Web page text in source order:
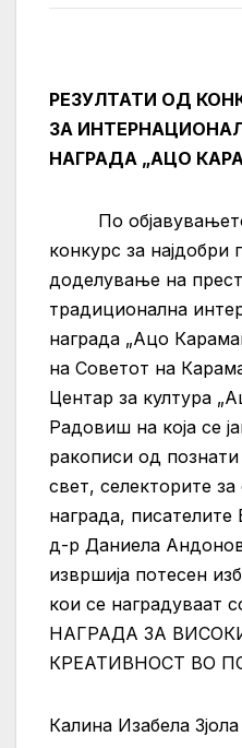
РЕЗУЛТАТИ ОД
ЗА
НАГРАДА „АЦО
По објавувањето
конкурс за најдобри
доделување на
традиционална
награда „Ацо
на Советот на
Центар за култура
Радовиш на која се
ракописи од
свет, селекторите
награда,
д-р Даниела
извршија потесен
кои се
НАГРАДА ЗА
КРЕАТИВНОСТ ВО
Калина Изабела